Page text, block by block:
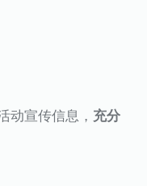
动宣传信息， 充分